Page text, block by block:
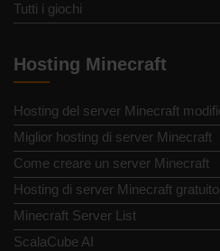
Tutti i giochi
Hosting Minecraft
Hosting del server Minecraft
Miglior hosting di server Minecraft
Come creare un server Minecraft
Hosting di server Minecraft gratuito
Minecraft Server List
ScalaCube AI